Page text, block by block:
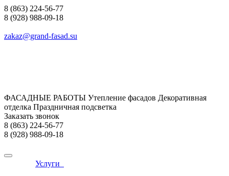
8 (863) 224-56-77
8 (928) 988-09-18
zakaz@grand-fasad.su
ФАСАДНЫЕ РАБОТЫ Утепление фасадов Декоративная
отделка Праздничная подсветка
Заказать звонок
8 (863) 224-56-77
8 (928) 988-09-18
Услуги